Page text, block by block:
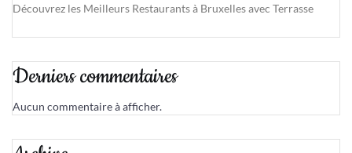
Découvrez les Meilleurs Restaurants à Bruxelles avec Terrasse
Derniers commentaires
Aucun commentaire à afficher.